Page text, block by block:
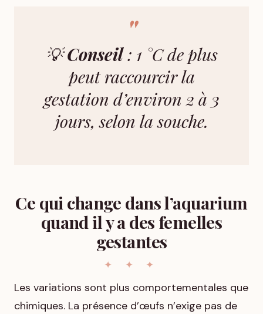
💡Conseil: 1 °C de plus
peut raccourcir la
gestation d’environ 2 à 3
jours, selon la souche.
Ce qui change dans l’aquarium
quand il y a des femelles
gestantes
Les variations sont plus comportementales que
chimiques. La présence d’œufs n’exige pas de